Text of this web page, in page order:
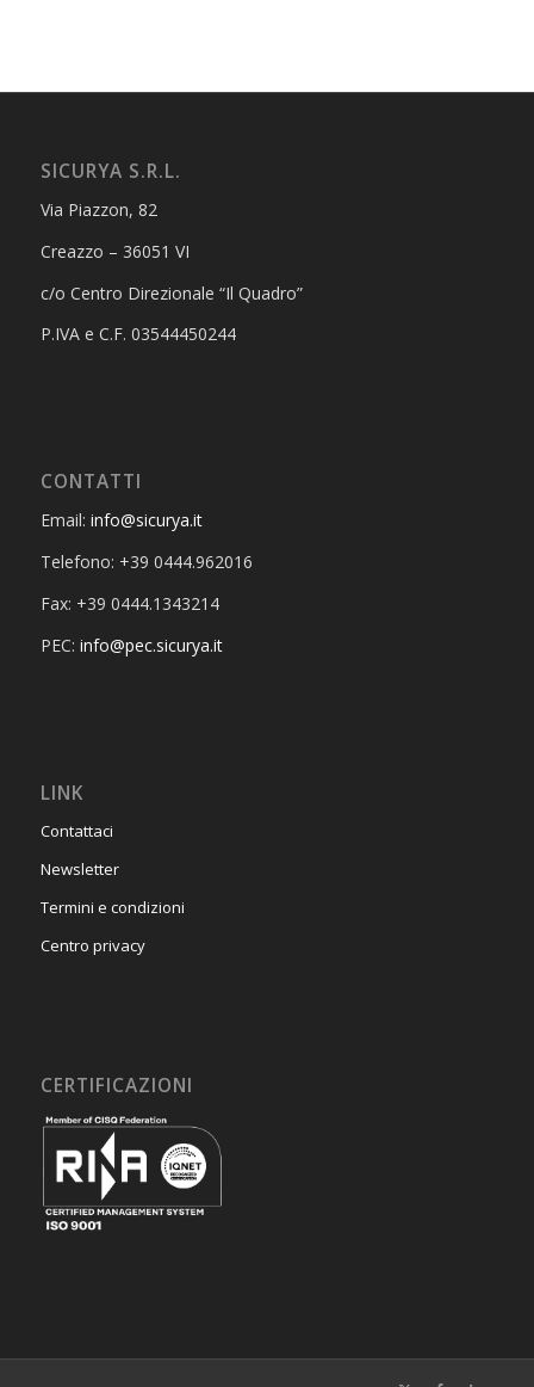
SICURYA S.R.L.
Via Piazzon, 82
Creazzo – 36051 VI
c/o Centro Direzionale “Il Quadro”
P.IVA e C.F. 03544450244
CONTATTI
Email: info@sicurya.it
Telefono: +39 0444.962016
Fax: +39 0444.1343214
PEC: info@pec.sicurya.it
LINK
Contattaci
Newsletter
Termini e condizioni
Centro privacy
CERTIFICAZIONI